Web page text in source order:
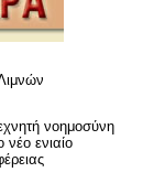
νοημοσύνη
ενιαίο